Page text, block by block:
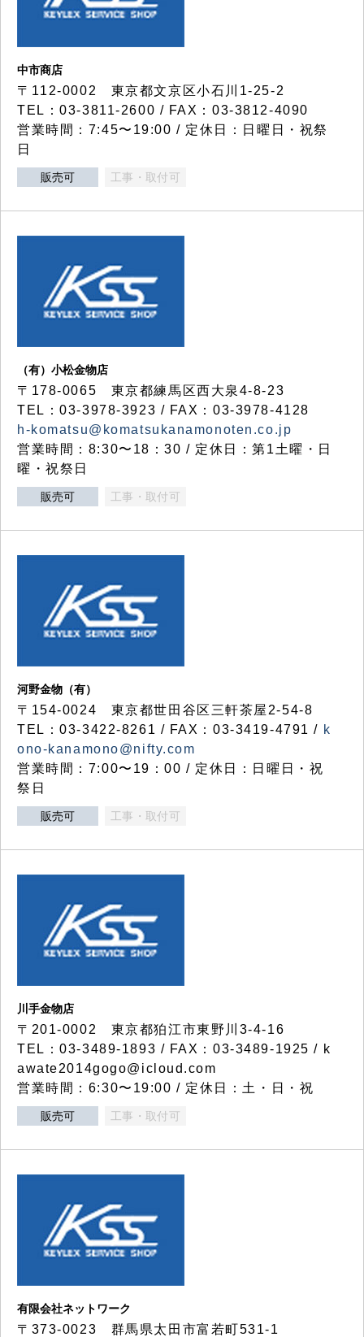
中市商店
〒112-0002 東京都文京区小石川1-25-2
TEL：03-3811-2600 / FAX：03-3812-4090
営業時間：7:45〜19:00 / 定休日：日曜日・祝祭
日
販売可 工事・取付可
（有）小松金物店
〒178-0065 東京都練馬区西大泉4-8-23
TEL：03-3978-3923 / FAX：03-3978-4128
h-komatsu@komatsukanamonoten.co.jp
営業時間：8:30〜18：30 / 定休日：第1土曜・日
曜・祝祭日
販売可 工事・取付可
河野金物（有）
〒154-0024 東京都世田谷区三軒茶屋2-54-8
TEL：03-3422-8261 / FAX：03-3419-4791 / k
ono-kanamono@nifty.com
営業時間：7:00〜19：00 / 定休日：日曜日・祝
祭日
販売可 工事・取付可
川手金物店
〒201-0002 東京都狛江市東野川3-4-16
TEL：03-3489-1893 / FAX：03-3489-1925 / k
awate2014gogo@icloud.com
営業時間：6:30〜19:00 / 定休日：土・日・祝
販売可 工事・取付可
有限会社ネットワーク
〒373-0023 群馬県太田市富若町531-1